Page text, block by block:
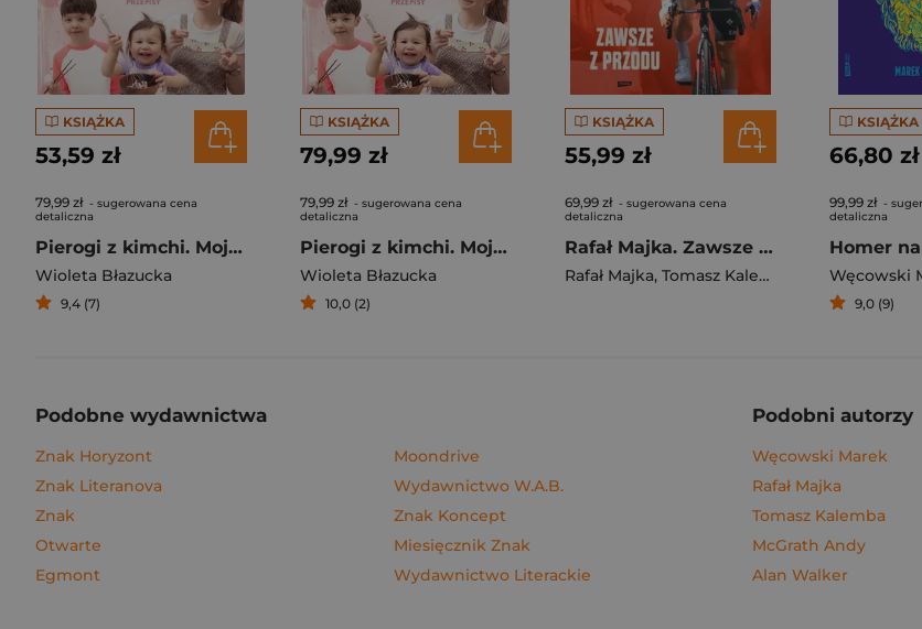
KSIĄŻKA
53,59 zł
79,99 zł - sugerowana cena
detaliczna
Pierogi z kimchi. Moje ulubione azjatyckie przepisy
Wioleta Błazucka
9,4 (7)
KSIĄŻKA
79,99 zł
79,99 zł - sugerowana cena
detaliczna
Pierogi z kimchi. Moje ulubione azjatyckie przepisy - książka z autografem
Wioleta Błazucka
10,0 (2)
KSIĄŻKA
55,99 zł
69,99 zł - sugerowana cena
detaliczna
Rafał Majka. Zawsze z przodu. Rozmawia Tomasz Kalemba - książka z autografem
Rafał Majka, Tomasz Kalemba
KSIĄŻKA
66,80 zł
99,99 zł -
detaliczna
Homer
Węcowski
9,0 (9)
Podobne wydawnictwa
Znak Horyzont
Znak Literanova
Znak
Otwarte
Egmont
Moondrive
Wydawnictwo W.A.B.
Znak Koncept
Miesięcznik Znak
Wydawnictwo Literackie
Podobni autorzy
Węcowski Marek
Rafał Majka
Tomasz Kalemba
McGrath Andy
Alan Walker